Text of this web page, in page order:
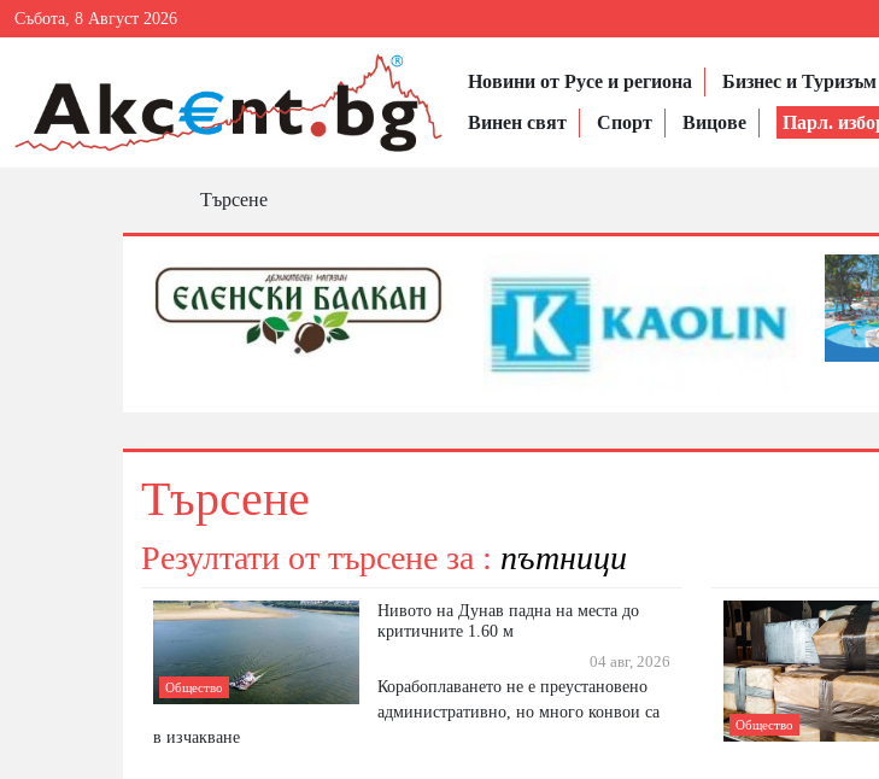
Събота, 8 Август 2026
Новини от Русе и региона Бизнес и Туризъм
Винен свят
Спорт Вицове Парл.
Търсене
Търсене
Резултати от търсене за : пътници
Общество
Нивото на Дунав падна на места до
критичните 1.60 м
04 авг, 2026
Корабоплаването не е преустановено
административно, но много конвои са
в изчакване
Общество